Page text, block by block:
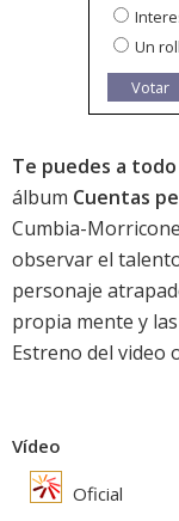
Un
Votar
Te puedes a
álbum Cuentas
Cumbia-
observar el
personaje
propia mente y
Estreno del video
Vídeo
Oficial